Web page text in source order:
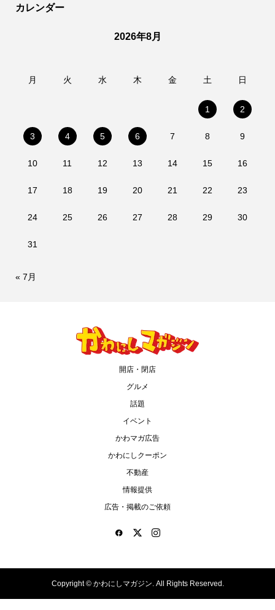
カレンダー
2026年8月
月 火 水 木 金 土 日
1 2
3 4 5 6 7 8 9
10 11 12 13 14 15 16
17 18 19 20 21 22 23
24 25 26 27 28 29 30
31
« 7月
開店・閉店
グルメ
話題
イベント
かわマガ広告
かわにしクーポン
不動産
情報提供
広告・掲載のご依頼
Copyright ©かわにしマガジン. All Rights Reserved.